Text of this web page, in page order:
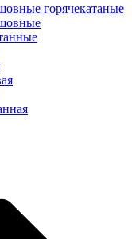
горячекатаные